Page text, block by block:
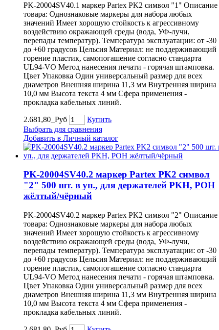
PK-20004SV40.1 маркер Partex PK2 символ "1" Описание
товара: Однознаковые маркеры для набора любых
значений Имеет хорошую стойкость к агрессивному
воздействию окражающей среды (вода, УФ-лучи,
перепады температур). Температура эксплуатации: от -30
до +60 градусов Цельсия Материал: не поддерживающий
горение пластик, самопогашение согласно стандарта
UL94-VO Метод нанесения печати - горячая штамповка.
Цвет Упаковка Один универсальный размер для всех
диаметров Внешняя ширина 11,3 мм Внутренняя ширина
10,0 мм Высота текста 4 мм Сфера применения -
прокладка кабельных линий.
2.681,80_Руб
Купить
Выбрать для сравнения
Добавить в Личный каталог
PK-20004SV40.2 маркер Partex PK2 символ
"2" 500 шт. в уп., для держателей PKH, POH
жёлтый/чёрный
PK-20004SV40.2 маркер Partex PK2 символ "2" Описание
товара: Однознаковые маркеры для набора любых
значений Имеет хорошую стойкость к агрессивному
воздействию окражающей среды (вода, УФ-лучи,
перепады температур). Температура эксплуатации: от -30
до +60 градусов Цельсия Материал: не поддерживающий
горение пластик, самопогашение согласно стандарта
UL94-VO Метод нанесения печати - горячая штамповка.
Цвет Упаковка Один универсальный размер для всех
диаметров Внешняя ширина 11,3 мм Внутренняя ширина
10,0 мм Высота текста 4 мм Сфера применения -
прокладка кабельных линий.